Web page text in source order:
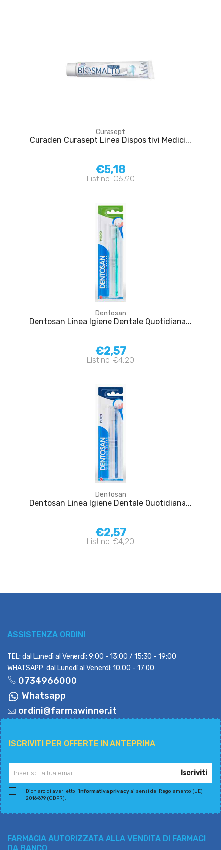
Curasept
Curaden Curasept Linea Dispositivi Medici...
€5,18
Listino: €6,90
Dentosan
Dentosan Linea Igiene Dentale Quotidiana...
€2,57
Listino: €4,20
Dentosan
Dentosan Linea Igiene Dentale Quotidiana...
€2,57
Listino: €4,20
ASSISTENZA ORDINI
TEL: dal Lunedì al Venerdì: 9:00 - 13:00 / 15:30 - 19:00
WHATSAPP: dal Lunedì al Venerdì: 10.00 - 17:00
0734966000
Whatsapp
ordini@farmawinner.it
ISCRIVITI PER OFFERTE IN ANTEPRIMA
Iscriviti
Dichiaro di aver letto l'informativa privacyai sensi del Regolamento (UE)
2016/679 (GDPR).
FARMACIA AUTORIZZATA ALLA VENDITA DI FARMACI
DA BANCO